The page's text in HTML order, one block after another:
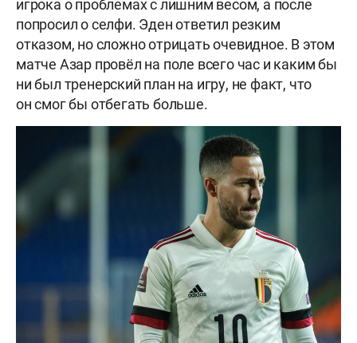
игрока о проблемах с лишним весом, а после
попросил о селфи. Эден ответил резким
отказом, но сложно отрицать очевидное. В этом
матче Азар провёл на поле всего час и каким бы
ни был тренерский план на игру, не факт, что
он смог бы отбегать больше.